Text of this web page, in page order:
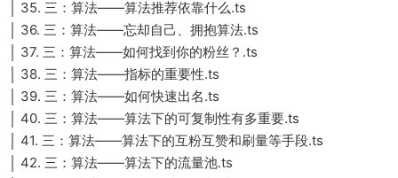
│ 35. 三：算法——算法推荐依靠什么.ts
│ 36. 三：算法——忘却自己、拥抱算法.ts
│ 37. 三：算法——如何找到你的粉丝？.ts
│ 38. 三：算法——指标的重要性.ts
│ 39. 三：算法——如何快速出名.ts
│ 40. 三：算法——算法下的可复制性有多重要.ts
│ 41. 三：算法——算法下的互粉互赞和刷量等手段.ts
│ 42. 三：算法——算法下的流量池.ts